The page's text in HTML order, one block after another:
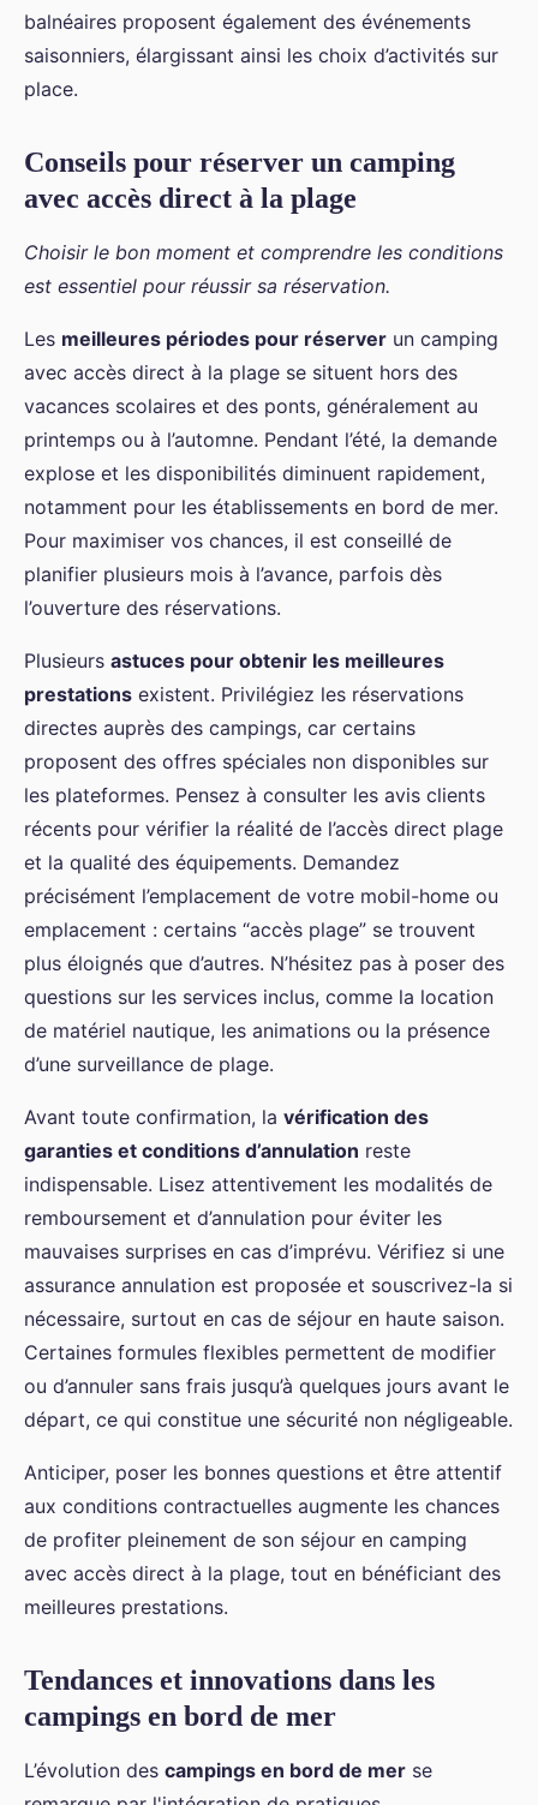
balnéaires proposent également des événements
saisonniers, élargissant ainsi les choix d’activités sur
place.
Conseils pour réserver un camping
avec accès direct à la plage
Choisir le bon moment et comprendre les conditions
est essentiel pour réussir sa réservation.
Les meilleures périodes pour réserver un camping
avec accès direct à la plage se situent hors des
vacances scolaires et des ponts, généralement au
printemps ou à l’automne. Pendant l’été, la demande
explose et les disponibilités diminuent rapidement,
notamment pour les établissements en bord de mer.
Pour maximiser vos chances, il est conseillé de
planifier plusieurs mois à l’avance, parfois dès
l’ouverture des réservations.
Plusieurs astuces pour obtenir les meilleures
prestations existent. Privilégiez les réservations
directes auprès des campings, car certains
proposent des offres spéciales non disponibles sur
les plateformes. Pensez à consulter les avis clients
récents pour vérifier la réalité de l’accès direct plage
et la qualité des équipements. Demandez
précisément l’emplacement de votre mobil-home ou
emplacement : certains “accès plage” se trouvent
plus éloignés que d’autres. N’hésitez pas à poser des
questions sur les services inclus, comme la location
de matériel nautique, les animations ou la présence
d’une surveillance de plage.
Avant toute confirmation, la vérification des
garanties et conditions d’annulation reste
indispensable. Lisez attentivement les modalités de
remboursement et d’annulation pour éviter les
mauvaises surprises en cas d’imprévu. Vérifiez si une
assurance annulation est proposée et souscrivez-la si
nécessaire, surtout en cas de séjour en haute saison.
Certaines formules flexibles permettent de modifier
ou d’annuler sans frais jusqu’à quelques jours avant le
départ, ce qui constitue une sécurité non négligeable.
Anticiper, poser les bonnes questions et être attentif
aux conditions contractuelles augmente les chances
de profiter pleinement de son séjour en camping
avec accès direct à la plage, tout en bénéficiant des
meilleures prestations.
Tendances et innovations dans les
campings en bord de mer
L’évolution des campings en bord de mer se